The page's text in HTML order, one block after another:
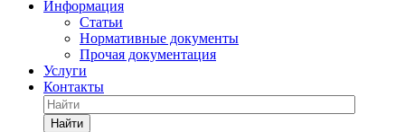
Информация
Статьи
Нормативные документы
Прочая документация
Услуги
Контакты
Найти